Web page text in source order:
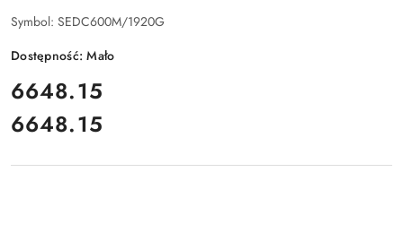
Symbol: SEDC600M/1920G
Dostępność:Mało
cena:
6648.15
Cena:
6648.15